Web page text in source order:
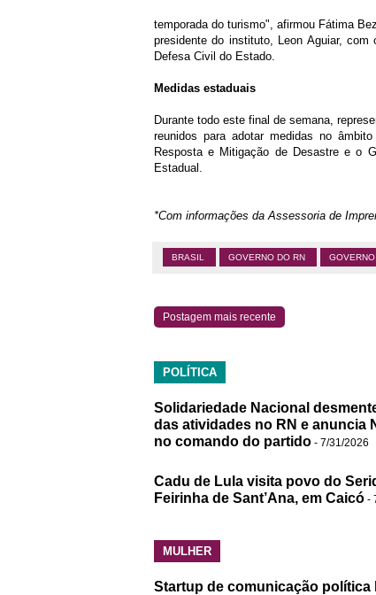
temporada do turismo", afirmou Fátima
presidente do instituto, Leon Aguiar,
Defesa Civil do Estado.
Medidas estaduais
Durante todo este final de semana,
reunidos para adotar medidas no
Resposta e Mitigação de Desastre e o
Estadual.
*Com informações da Assessoria de
BRASIL GOVERNO DO RN
Postagem mais recente
POLÍTICA
Solidariedade Nacional
das atividades no RN e anuncia
no comando do partido - 7/31/2026
Cadu de Lula visita povo do
Feirinha de Sant’Ana, em Caicó -
MULHER
Startup de comunicação política